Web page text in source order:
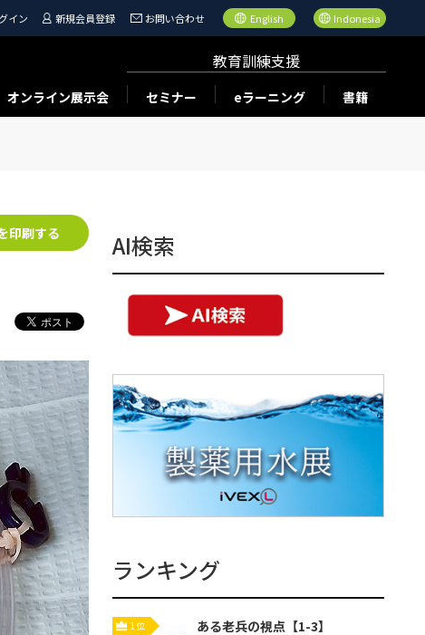
イン 新規会員登録 お問い合わせ English Indonesia
オンライン展示会
教育訓練支援
セミナー eラーニング 書籍
印刷する AI検索
ランキング
1位 ある老兵の視点【1-3】